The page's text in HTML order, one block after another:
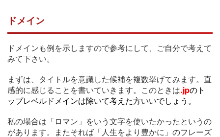
ドメイン
ドメインも例を示しますので参考にして、ご自分で考えて
みて下さい。
まずは、タイトルを意識した候補を複数挙げてみます。直
感的に感じることを書いていきます。このときは.jpのト
ップレベルドメインは除いて考えた方いいでしょう。
私の場合は「ロマン」をいう文字を使いたかったというの
があります。またそれば「人生をより豊かに」のフレーズ